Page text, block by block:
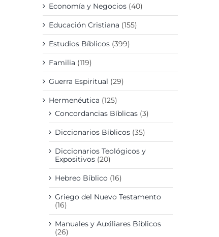
Economía y Negocios (40)
Educación Cristiana (155)
Estudios Bíblicos (399)
Familia (119)
Guerra Espiritual (29)
Hermenéutica (125)
Concordancias Bíblicas (3)
Diccionarios Bíblicos (35)
Diccionarios Teológicos y
Expositivos (20)
Hebreo Bíblico (16)
Griego del Nuevo Testamento
(16)
Manuales y Auxiliares Bíblicos
(26)